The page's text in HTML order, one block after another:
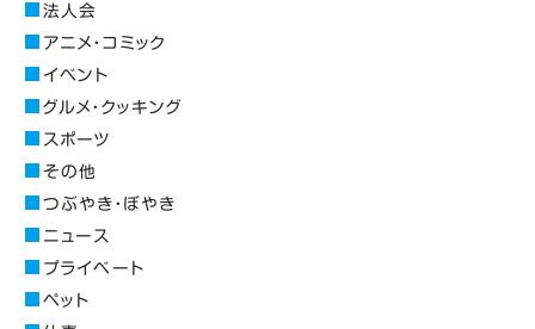
法人会
アニメ・コミック
イベント
グルメ・クッキング
スポーツ
その他
つぶやき・ぼやき
ニュース
プライベート
ペット